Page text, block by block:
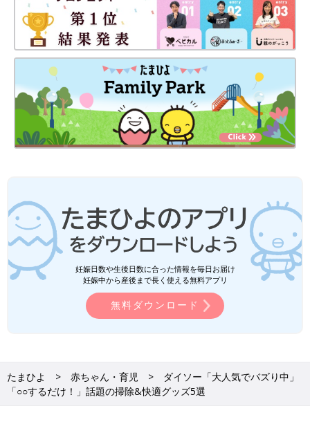
妊娠日数や生後日数に合った情報を毎日お届け
妊娠中から産後まで長く使える無料アプリ
無料ダウンロード
たまひよ 赤ちゃん・育児
ダイソー「大人気でバズり中」
「○○するだけ！」話題の掃除&快適グッズ5選